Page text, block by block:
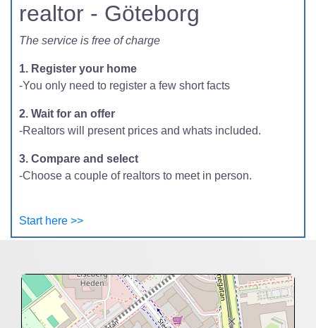
realtor - Göteborg
The service is free of charge
1. Register your home
-You only need to register a few short facts
2. Wait for an offer
-Realtors will present prices and whats included.
3. Compare and select
-Choose a couple of realtors to meet in person.
Start here >>